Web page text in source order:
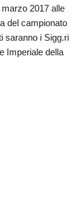
2017 alle
del campionato
saranno i Sigg.ri
Imperiale della